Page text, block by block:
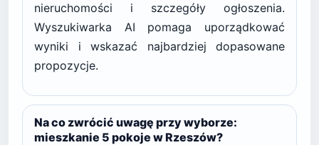
nieruchomości i szczegóły ogłoszenia.
Wyszukiwarka AI pomaga uporządkować
wyniki i wskazać najbardziej dopasowane
propozycje.
Na co zwrócić uwagę przy wyborze:
mieszkanie 5 pokoje w Rzeszów?